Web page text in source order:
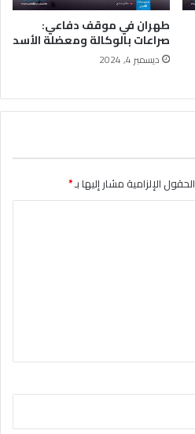
طهران في موقف دفاعي:
صراعات بالوكالة ومعضلة الأسد
ديسمبر 4, 2024
الحقول الإلزامية مشار إليها بـ*